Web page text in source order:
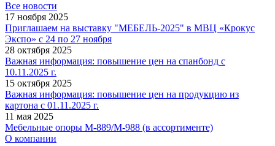
Все новости
17 ноября 2025
Приглашаем на выставку "МЕБЕЛЬ-2025" в МВЦ «Крокус
Экспо» с 24 по 27 ноября
28 октября 2025
Важная информация: повышение цен на спанбонд с
10.11.2025 г.
15 октября 2025
Важная информация: повышение цен на продукцию из
картона с 01.11.2025 г.
11 мая 2025
Мебельные опоры M-889/M-988 (в ассортименте)
О компании